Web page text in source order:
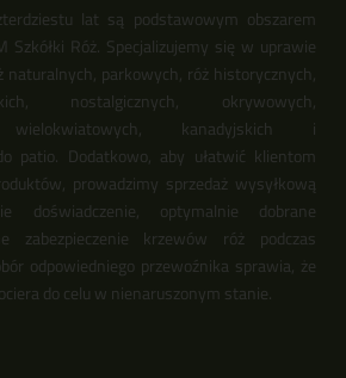
lat są podstawowym obszarem
Szkółki Róż. Specjalizujemy się w uprawie
parkowych, róż historycznych,
nostalgicznych, okrywowych,
wielokwiatowych, kanadyjskich i
patio. Dodatkowo, aby ułatwić klientom
prowadzimy sprzedaż wysyłkową
doświadczenie, optymalnie dobrane
zabezpieczenie krzewów róż podczas
odpowiedniego przewoźnika sprawia, że
do celu w nienaruszonym stanie.